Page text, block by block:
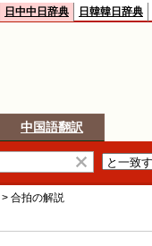
日中中日辞典 日韓韓日辞典
中国語翻訳
> 合拍の解説